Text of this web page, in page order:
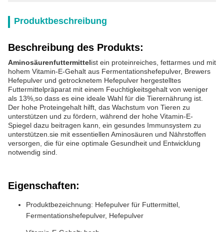
Produktbeschreibung
Beschreibung des Produkts:
Aminosäurenfuttermittelist ein proteinreiches, fettarmes und mit
hohem Vitamin-E-Gehalt aus Fermentationshefepulver, Brewers
Hefepulver und getrocknetem Hefepulver hergestelltes
Futtermittelpräparat mit einem Feuchtigkeitsgehalt von weniger
als 13%,so dass es eine ideale Wahl für die Tierernährung ist.
Der hohe Proteingehalt hilft, das Wachstum von Tieren zu
unterstützen und zu fördern, während der hohe Vitamin-E-
Spiegel dazu beitragen kann, ein gesundes Immunsystem zu
unterstützen.sie mit essentiellen Aminosäuren und Nährstoffen
versorgen, die für eine optimale Gesundheit und Entwicklung
notwendig sind.
Eigenschaften:
Produktbezeichnung: Hefepulver für Futtermittel,
Fermentationshefepulver, Hefepulver